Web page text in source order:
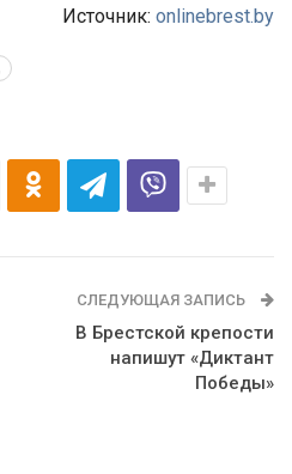
Источник: onlinebrest.by
СЛЕДУЮЩАЯ ЗАПИСЬ
В Брестской крепости
напишут «Диктант
Победы»